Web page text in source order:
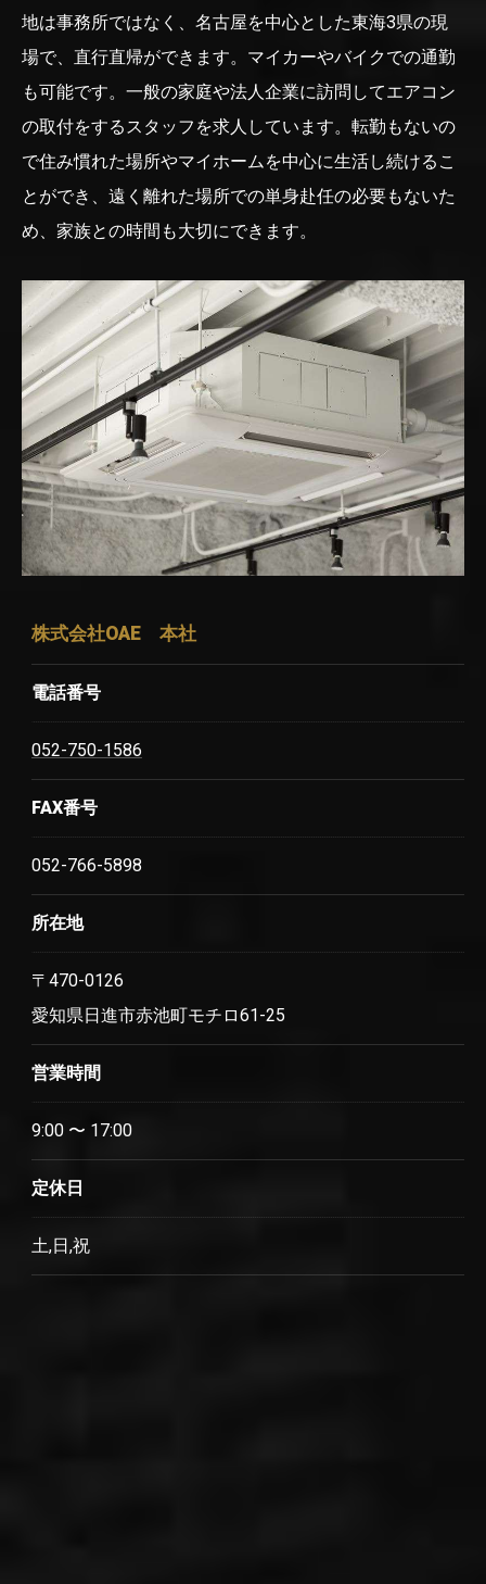
地は事務所ではなく、名古屋を中心とした東海3県の現
場で、直行直帰ができます。マイカーやバイクでの通勤
も可能です。一般の家庭や法人企業に訪問してエアコン
の取付をするスタッフを求人しています。転勤もないの
で住み慣れた場所やマイホームを中心に生活し続けるこ
とができ、遠く離れた場所での単身赴任の必要もないた
め、家族との時間も大切にできます。
株式会社OAE 本社
電話番号
052-750-1586
FAX番号
052-766-5898
所在地
〒470-0126
愛知県日進市赤池町モチロ61-25
営業時間
9:00 〜 17:00
定休日
土,日,祝